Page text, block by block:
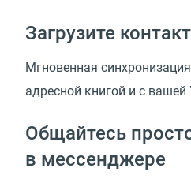
Загрузите
Мгновенная
адресной книгой и с
Общайтесь
в мессенджере